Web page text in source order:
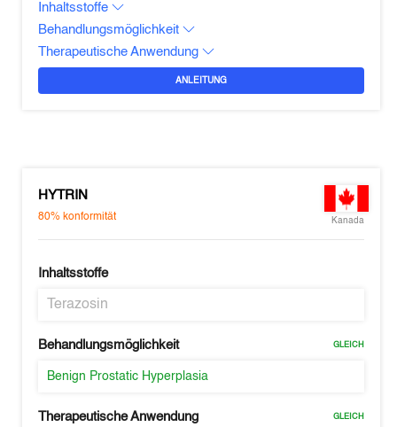
Inhaltsstoffe
Behandlungsmöglichkeit
Therapeutische Anwendung
ANLEITUNG
HYTRIN
80% konformität Kanada
Inhaltsstoffe
Terazosin
Behandlungsmöglichkeit GLEICH
Benign Prostatic Hyperplasia
Therapeutische Anwendung GLEICH